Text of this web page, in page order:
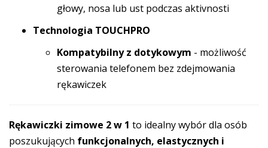
głowy, nosa lub ust podczas aktivnosti
Technologia TOUCHPRO
Kompatybilny z dotykowym - możliwość
sterowania telefonem bez zdejmowania
rękawiczek
Rękawiczki zimowe 2 w 1 to idealny wybór dla osób
poszukujących funkcjonalnych, elastycznych i